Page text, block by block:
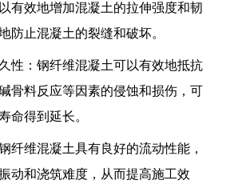
有效地增加混凝土的拉伸强度和韧
防止混凝土的裂缝和破坏。
性：钢纤维混凝土可以有效地抵抗
骨料反应等因素的侵蚀和损伤，可
命得到延长。
纤维混凝土具有良好的流动性能，
动和浇筑难度，从而提高施工效